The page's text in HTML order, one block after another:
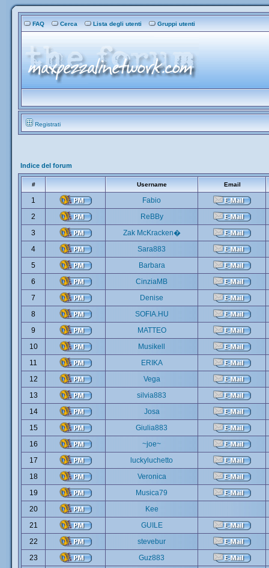
FAQ Cerca Lista degli utenti Gruppi utenti
Registrati
Indice del forum
# Username Email
1
Fabio
2
ReBBy
3
Zak McKracken�
4
Sara883
5
Barbara
6
CinziaMB
7
Denise
8
SOFIA.HU
9
MATTEO
10
Musikell
11
ERIKA
12
Vega
13
silvia883
14
Josa
15
Giulia883
16
~joe~
17
luckyluchetto
18
Veronica
19
Musica79
20
Kee
21
GUILE
22
stevebur
23
Guz883